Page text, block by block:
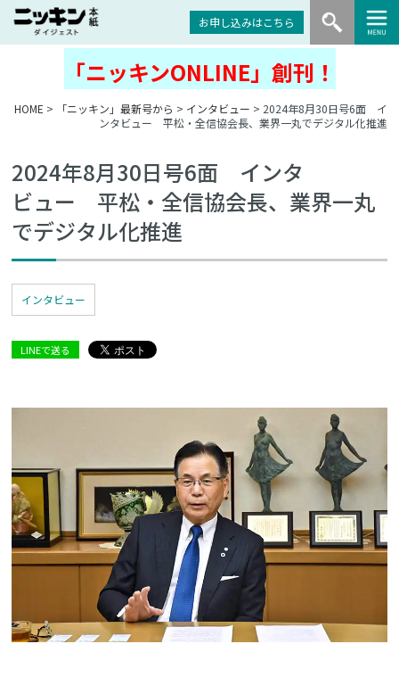
お申し込みはこちら
「ニッキンONLINE」創刊！
HOME > 「ニッキン」最新号から > インタビュー > 2024年8月30日号6面 イ
ンタビュー 平松・全信協会長、業界一丸でデジタル化推進
2024年8月30日号6面 インタ
ビュー 平松・全信協会長、業界一丸
でデジタル化推進
インタビュー
LINEで送る